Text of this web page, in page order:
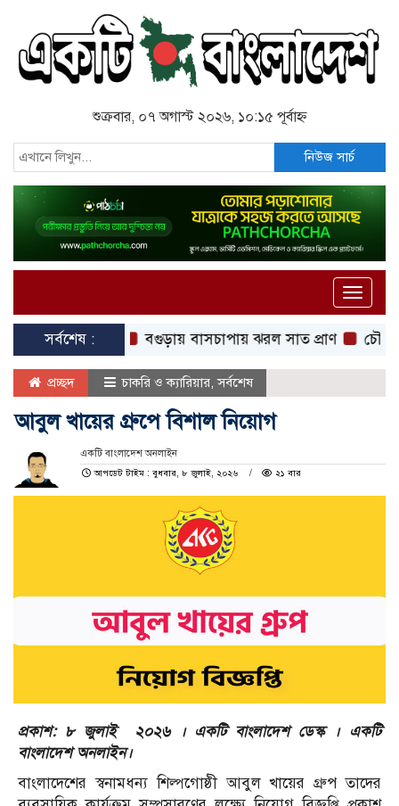
শুক্রবার, ০৭ অগাস্ট ২০২৬, ১০:১৫ পূর্বাহ্ন
নিউজ সার্চ
Toggle
সর্বশেষ :
বগুড়ায় বাসচাপায় ঝরল সাত প্রাণ চৌমুহনীতে
প্রচ্ছদ চাকরি ও ক্যারিয়ার,সর্বশেষ
আবুল খায়ের গ্রুপে বিশাল নিয়োগ
একটি বাংলাদেশ অনলাইন
আপডেট টাইম : বুধবার, ৮ জুলাই, ২০২৬
২১ বার
প্রকাশ: ৮ জুলাই ২০২৬ । একটি বাংলাদেশ ডেস্ক । একটি
বাংলাদেশ অনলাইন।
বাংলাদেশের স্বনামধন্য শিল্পগোষ্ঠী আবুল খায়ের গ্রুপ তাদের